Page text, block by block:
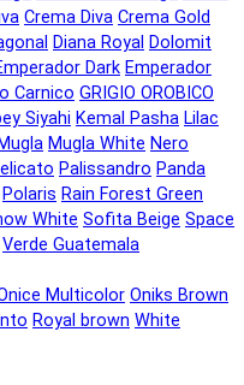
Crema Diva Crema Gold
Diana Royal Dolomit
Dark Emperador
Carnico GRIGIO OROBICO
Siyahi Kemal Pasha Lilac
Mugla Mugla White Nero
Palissandro Panda
Polaris Rain Forest Green
White Sofita Beige Space
Verde Guatemala
Multicolor Oniks Brown
Royal brown White